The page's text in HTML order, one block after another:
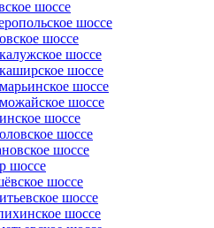
шоссе
шоссе
шоссе
шоссе
шоссе
шоссе
шоссе
шоссе
шоссе
шоссе
шоссе
шоссе
шоссе
шоссе